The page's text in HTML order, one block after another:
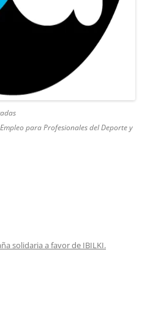
para Profesionales del Deporte y
solidaria a favor de IBILKI.